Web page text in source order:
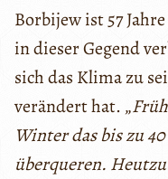
Borbijew ist 57
in dieser Gegend
sich das Klima zu
verändert hat. „
Winter das bis zu
überqueren.